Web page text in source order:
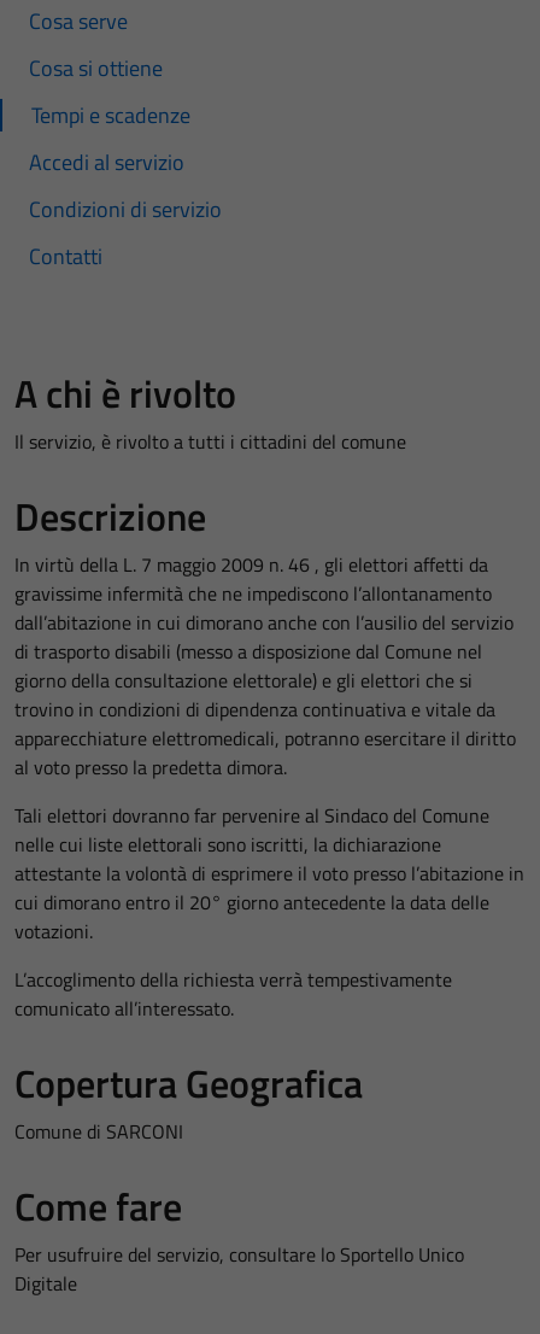
Cosa serve
Cosa si ottiene
Tempi e scadenze
Accedi al servizio
Condizioni di servizio
Contatti
A chi è rivolto
Il servizio, è rivolto a tutti i cittadini del comune
Descrizione
In virtù della L. 7 maggio 2009 n. 46 , gli elettori affetti da
gravissime infermità che ne impediscono l’allontanamento
dall’abitazione in cui dimorano anche con l’ausilio del servizio
di trasporto disabili (messo a disposizione dal Comune nel
giorno della consultazione elettorale) e gli elettori che si
trovino in condizioni di dipendenza continuativa e vitale da
apparecchiature elettromedicali, potranno esercitare il diritto
al voto presso la predetta dimora.
Tali elettori dovranno far pervenire al Sindaco del Comune
nelle cui liste elettorali sono iscritti, la dichiarazione
attestante la volontà di esprimere il voto presso l’abitazione in
cui dimorano entro il 20° giorno antecedente la data delle
votazioni.
L’accoglimento della richiesta verrà tempestivamente
comunicato all’interessato.
Copertura Geografica
Comune di SARCONI
Come fare
Per usufruire del servizio, consultare lo Sportello Unico
Digitale